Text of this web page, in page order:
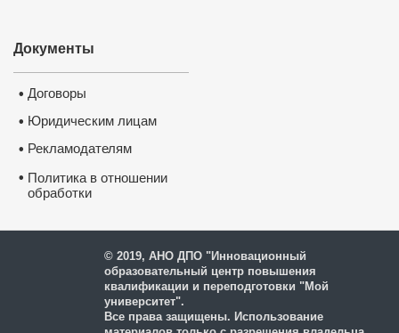
Документы
• Договоры
• Юридическим лицам
• Рекламодателям
• Политика в отношении
обработки
© 2019, АНО ДПО "Инновационный
образовательный центр повышения
квалификации и переподготовки "Мой
университет".
Все права защищены. Использование